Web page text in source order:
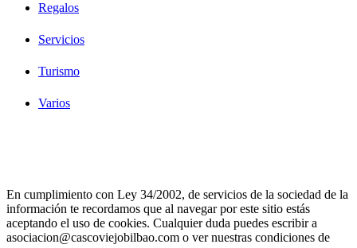
Regalos
Servicios
Turismo
Varios
En cumplimiento con Ley 34/2002, de servicios de la sociedad de la
información te recordamos que al navegar por este sitio estás
aceptando el uso de cookies. Cualquier duda puedes escribir a
asociacion@cascoviejobilbao.com o ver nuestras condiciones de